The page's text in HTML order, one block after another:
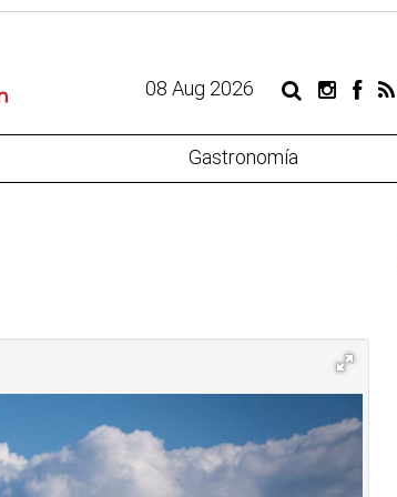
08 Aug 2026
Gastronomía